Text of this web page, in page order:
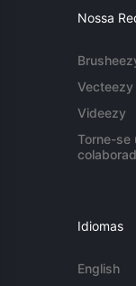
Nossa
Vecteezy
Videezy
Torne-se
Idiomas
English